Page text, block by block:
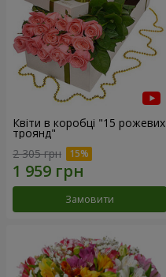
Квіти в коробці "15 рожевих
троянд"
2 305 грн
Замовити